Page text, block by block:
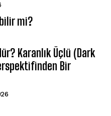
mi?
Karanlık Üçlü (Dark
Bir